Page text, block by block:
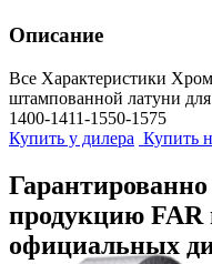
Описание
Все Характеристики
штампованной латуни для
1400-1411-1550-1575
Купить у дилера Купить
продукцию
официальных